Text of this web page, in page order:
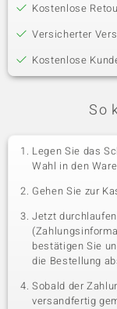
Kostenlose
Versicherter
Kostenlose
So
Legen Sie das
Wahl in den
Gehen Sie zur
Jetzt
bestätigen Sie
die Bestellung
Sobald der
versandfertig